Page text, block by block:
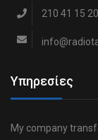
210 41 15
Υπηρεσίες
My company